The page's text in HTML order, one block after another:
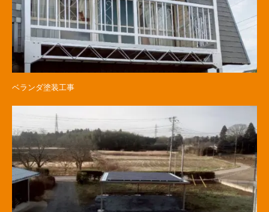
ベランダ塗装工事